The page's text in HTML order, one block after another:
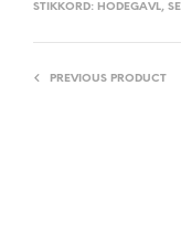
STIKKORD: HODEGAVL,
PREVIOUS PRODUCT